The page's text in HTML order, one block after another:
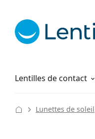
Lentilles de contact
Produits d'entretien
Comment commander
Lunettes de soleil